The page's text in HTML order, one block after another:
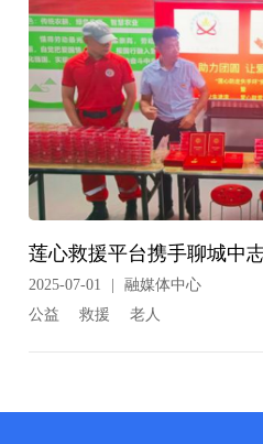
莲心救援平台携手聊城中
2025-07-01
融媒体中心
公益
救援 老人